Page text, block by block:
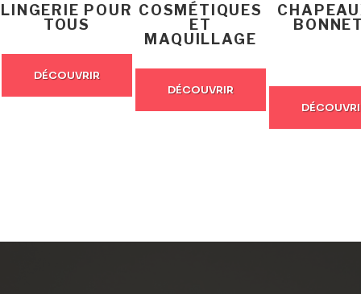
LINGERIE POUR
TOUS
DÉCOUVRIR
COSMÉTIQUES
ET
MAQUILLAGE
DÉCOUVRIR